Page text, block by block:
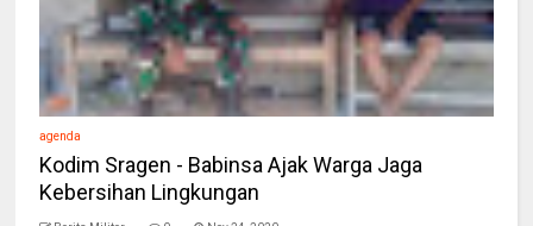
agenda
Kodim Sragen - Babinsa Ajak Warga Jaga
Kebersihan Lingkungan